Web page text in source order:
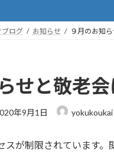
ブログ お知らせ ９月のお知
せと敬老
年9月1日 yokukoukai
スが制限されています